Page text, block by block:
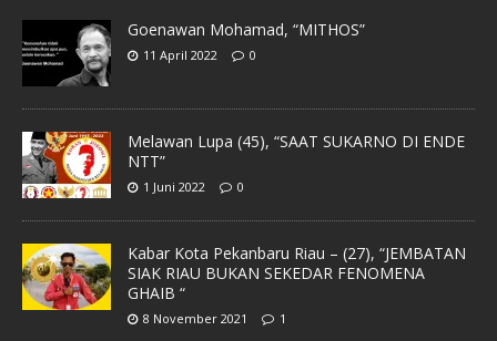
Goenawan Mohamad, “MITHOS”
11 April 2022 0
Melawan Lupa (45), “SAAT SUKARNO DI ENDE
NTT”
1 Juni 2022 0
Kabar Kota Pekanbaru Riau – (27), “JEMBATAN
SIAK RIAU BUKAN SEKEDAR FENOMENA
GHAIB “
8 November 2021 1